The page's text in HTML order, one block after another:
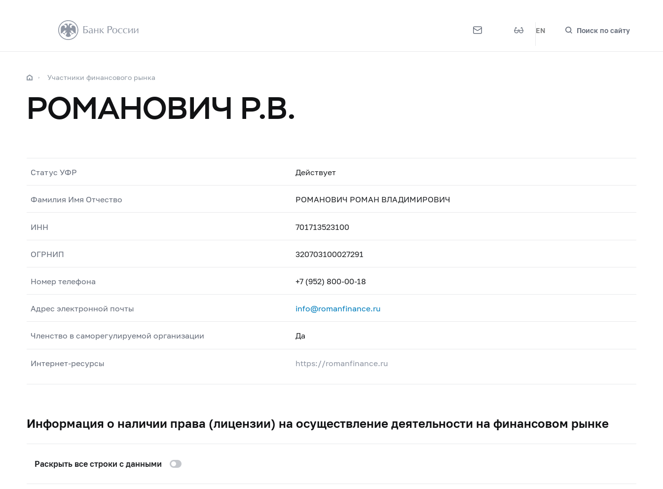
EN Поиск по сайту
Участники финансового рынка
РОМАНОВИЧ Р.В.
Статус УФР Действует
Фамилия Имя Отчество РОМАНОВИЧ РОМАН ВЛАДИМИРОВИЧ
ИНН 701713523100
ОГРНИП 320703100027291
Номер телефона +7 (952) 800-00-18
Адрес электронной почты info@romanfinance.ru
Членство в саморегулируемой организации Да
Интернет-ресурсы https://romanfinance.ru
Информация о наличии права (лицензии) на осуществление деятельности на финансовом рынке
Раскрыть все строки с данными